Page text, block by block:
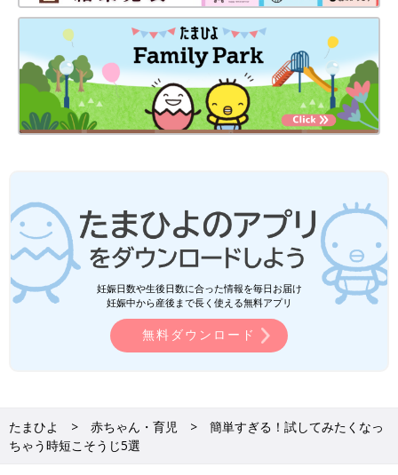
妊娠日数や生後日数に合った情報を毎日お届け
妊娠中から産後まで長く使える無料アプリ
無料ダウンロード
たまひよ 赤ちゃん・育児
簡単すぎる！試してみたくなっ
ちゃう時短こそうじ5選